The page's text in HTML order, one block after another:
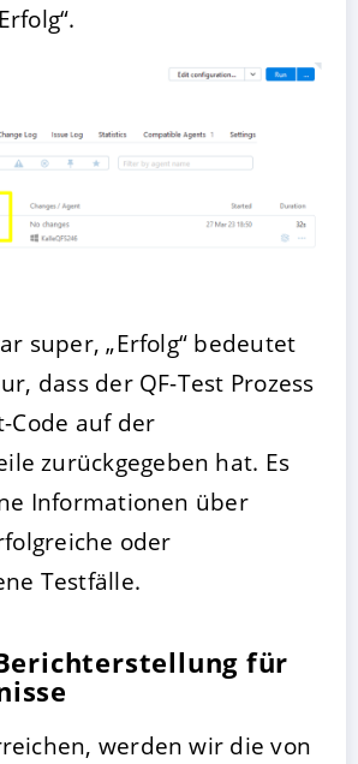
super, „Erfolg“ bedeutet
dass der QF-Test Prozess
Code auf der
zurückgegeben hat. Es
Informationen über
oder
Testfälle.
für
werden wir die von